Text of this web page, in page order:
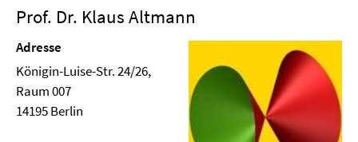
Prof. Dr. Klaus Altmann
Adresse
Königin-Luise-Str. 24/26,
Raum 007
14195 Berlin